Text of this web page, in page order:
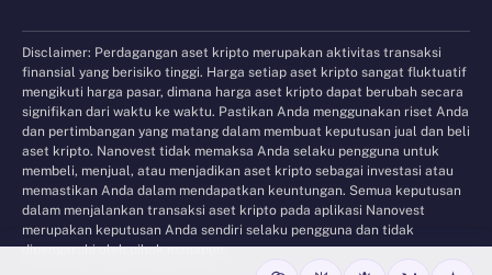
Disclaimer: Perdagangan aset kripto merupakan aktivitas transaksi
finansial yang berisiko tinggi. Harga setiap aset kripto sangat fluktuatif
mengikuti harga pasar, dimana harga aset kripto dapat berubah secara
signifikan dari waktu ke waktu. Pastikan Anda menggunakan riset Anda
dan pertimbangan yang matang dalam membuat keputusan jual dan beli
aset kripto. Nanovest tidak memaksa Anda selaku pengguna untuk
membeli, menjual, atau menjadikan aset kripto sebagai investasi atau
memastikan Anda dalam mendapatkan keuntungan. Semua keputusan
dalam menjalankan transaksi aset kripto pada aplikasi Nanovest
merupakan keputusan Anda sendiri selaku pengguna dan tidak
dipengaruhi oleh pihak manapun.